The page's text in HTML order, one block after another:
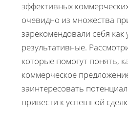
эффективных
очевидно из множества
зарекомендовали себя
результативные.
которые помогут понять,
коммерческое
заинтересовать
привести к успешной